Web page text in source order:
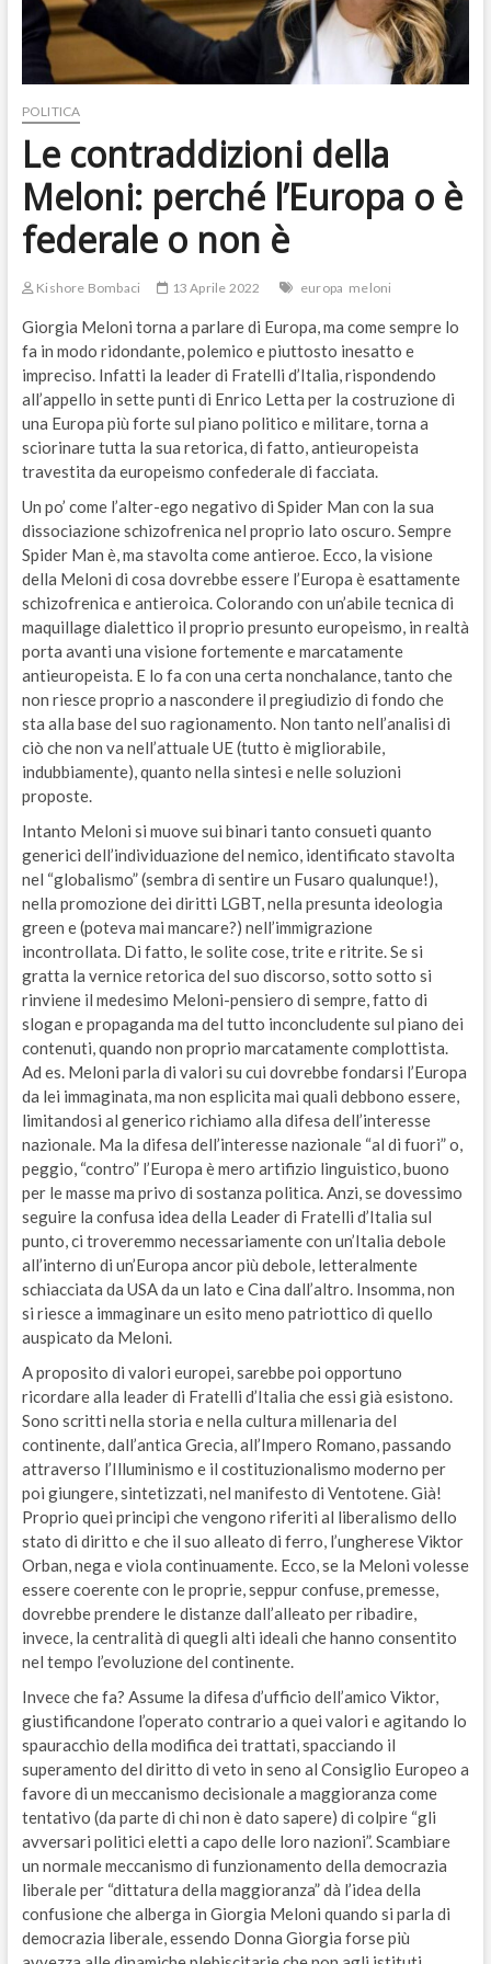
POLITICA
Le contraddizioni della
Meloni: perché l’Europa o è
federale o non è
Kishore Bombaci 13 Aprile 2022 europa meloni
Giorgia Meloni torna a parlare di Europa, ma come sempre lo
fa in modo ridondante, polemico e piuttosto inesatto e
impreciso. Infatti la leader di Fratelli d’Italia, rispondendo
all’appello in sette punti di Enrico Letta per la costruzione di
una Europa più forte sul piano politico e militare, torna a
sciorinare tutta la sua retorica, di fatto, antieuropeista
travestita da europeismo confederale di facciata.
Un po’ come l’alter-ego negativo di Spider Man con la sua
dissociazione schizofrenica nel proprio lato oscuro. Sempre
Spider Man è, ma stavolta come antieroe. Ecco, la visione
della Meloni di cosa dovrebbe essere l’Europa è esattamente
schizofrenica e antieroica. Colorando con un’abile tecnica di
maquillage dialettico il proprio presunto europeismo, in realtà
porta avanti una visione fortemente e marcatamente
antieuropeista. E lo fa con una certa nonchalance, tanto che
non riesce proprio a nascondere il pregiudizio di fondo che
sta alla base del suo ragionamento. Non tanto nell’analisi di
ciò che non va nell’attuale UE (tutto è migliorabile,
indubbiamente), quanto nella sintesi e nelle soluzioni
proposte.
Intanto Meloni si muove sui binari tanto consueti quanto
generici dell’individuazione del nemico, identificato stavolta
nel “globalismo” (sembra di sentire un Fusaro qualunque!),
nella promozione dei diritti LGBT, nella presunta ideologia
green e (poteva mai mancare?) nell’immigrazione
incontrollata. Di fatto, le solite cose, trite e ritrite. Se si
gratta la vernice retorica del suo discorso, sotto sotto si
rinviene il medesimo Meloni-pensiero di sempre, fatto di
slogan e propaganda ma del tutto inconcludente sul piano dei
contenuti, quando non proprio marcatamente complottista.
Ad es. Meloni parla di valori su cui dovrebbe fondarsi l’Europa
da lei immaginata, ma non esplicita mai quali debbono essere,
limitandosi al generico richiamo alla difesa dell’interesse
nazionale. Ma la difesa dell’interesse nazionale “al di fuori” o,
peggio, “contro” l’Europa è mero artifizio linguistico, buono
per le masse ma privo di sostanza politica. Anzi, se dovessimo
seguire la confusa idea della Leader di Fratelli d’Italia sul
punto, ci troveremmo necessariamente con un’Italia debole
all’interno di un’Europa ancor più debole, letteralmente
schiacciata da USA da un lato e Cina dall’altro. Insomma, non
si riesce a immaginare un esito meno patriottico di quello
auspicato da Meloni.
A proposito di valori europei, sarebbe poi opportuno
ricordare alla leader di Fratelli d’Italia che essi già esistono.
Sono scritti nella storia e nella cultura millenaria del
continente, dall’antica Grecia, all’Impero Romano, passando
attraverso l’Illuminismo e il costituzionalismo moderno per
poi giungere, sintetizzati, nel manifesto di Ventotene. Già!
Proprio quei principi che vengono riferiti al liberalismo dello
stato di diritto e che il suo alleato di ferro, l’ungherese Viktor
Orban, nega e viola continuamente. Ecco, se la Meloni volesse
essere coerente con le proprie, seppur confuse, premesse,
dovrebbe prendere le distanze dall’alleato per ribadire,
invece, la centralità di quegli alti ideali che hanno consentito
nel tempo l’evoluzione del continente.
Invece che fa? Assume la difesa d’ufficio dell’amico Viktor,
giustificandone l’operato contrario a quei valori e agitando lo
spauracchio della modifica dei trattati, spacciando il
superamento del diritto di veto in seno al Consiglio Europeo a
favore di un meccanismo decisionale a maggioranza come
tentativo (da parte di chi non è dato sapere) di colpire “gli
avversari politici eletti a capo delle loro nazioni”. Scambiare
un normale meccanismo di funzionamento della democrazia
liberale per “dittatura della maggioranza” dà l’idea della
confusione che alberga in Giorgia Meloni quando si parla di
democrazia liberale, essendo Donna Giorgia forse più